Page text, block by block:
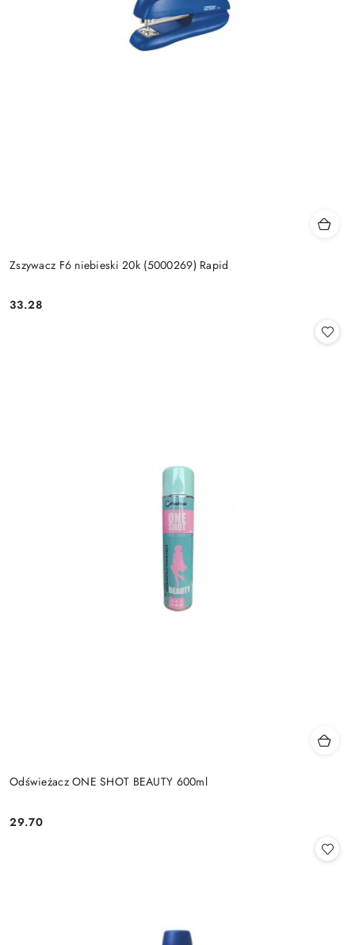
Zszywacz F6 niebieski 20k (5000269) Rapid
Cena:
33.28
Odświeżacz ONE SHOT BEAUTY 600ml
Cena:
29.70